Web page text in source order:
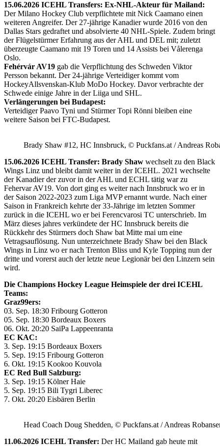
15.06.2026 ICEHL Transfers: Ex-NHL-Akteur für Mailand:
Der Milano Hockey Club verpflichtete mit Nick Caamano einen
weiteren Angreifer. Der 27-jährige Kanadier wurde 2016 von den
Dallas Stars gedraftet und absolvierte 40 NHL-Spiele. Zudem bringt
der Flügelstürmer Erfahrung aus der AHL und DEL mit; zuletzt
überzeugte Caamano mit 19 Toren und 14 Assists bei Vålerenga
Oslo.
Fehérvár AV19 gab die Verpflichtung des Schweden Viktor
Persson bekannt. Der 24-jährige Verteidiger kommt vom
HockeyAllsvenskan-Klub MoDo Hockey. Davor verbrachte der
Schwede einige Jahre in der Liiga und SHL.
Verlängerungen bei Budapest:
Verteidiger Paavo Tyni und Stürmer Topi Rönni bleiben eine
weitere Saison bei FTC-Budapest.
Brady Shaw #12, HC Innsbruck, © Puckfans.at / Andreas
15.06.2026 ICEHL Transfer: Brady Shaw wechselt zu den Black
Wings Linz und bleibt damit weiter in der ICEHL. 2021 wechselte
der Kanadier der zuvor in der AHL und ECHL tätig war zu
Fehervar AV19. Von dort ging es weiter nach Innsbruck wo er in
der Saison 2022-2023 zum Liga MVP ernannt wurde. Nach einer
Saison in Frankreich kehrte der 33-Jährige im letzten Sommer
zurück in die ICEHL wo er bei Ferencvarosi TC unterschrieb. Im
März dieses jahres verkündete der HC Innsbruck bereits die
Rückkehr des Stürmers doch Shaw bat Mitte mai um eine
Vetragsauflösung. Nun unterzeichnete Brady Shaw bei den Black
Wings in Linz wo er nach Trenton Bliss und Kyle Topping nun der
dritte und vorerst auch der letzte neue Legionär bei den Linzern sein
wird.
Die Champions Hockey League Heimspiele der drei ICEHL
Teams:
Graz99ers:
03. Sep. 18:30 Fribourg Gotteron
05. Sep. 18:30 Bordeaux Boxers
06. Okt. 20:20 SaiPa Lappeenranta
EC KAC:
3. Sep. 19:15 Bordeaux Boxers
5. Sep. 19:15 Fribourg Gotteron
6. Okt. 19:15 Kookoo Kouvola
EC Red Bull Salzburg:
3. Sep. 19:15 Kölner Haie
5. Sep. 19:15 Bili Tygri Liberec
7. Okt. 20:20 Eisbären Berlin
Head Coach Doug Shedden, © Puckfans.at / Andreas
11.06.2026 ICEHL Transfer: Der HC Mailand gab heute mit